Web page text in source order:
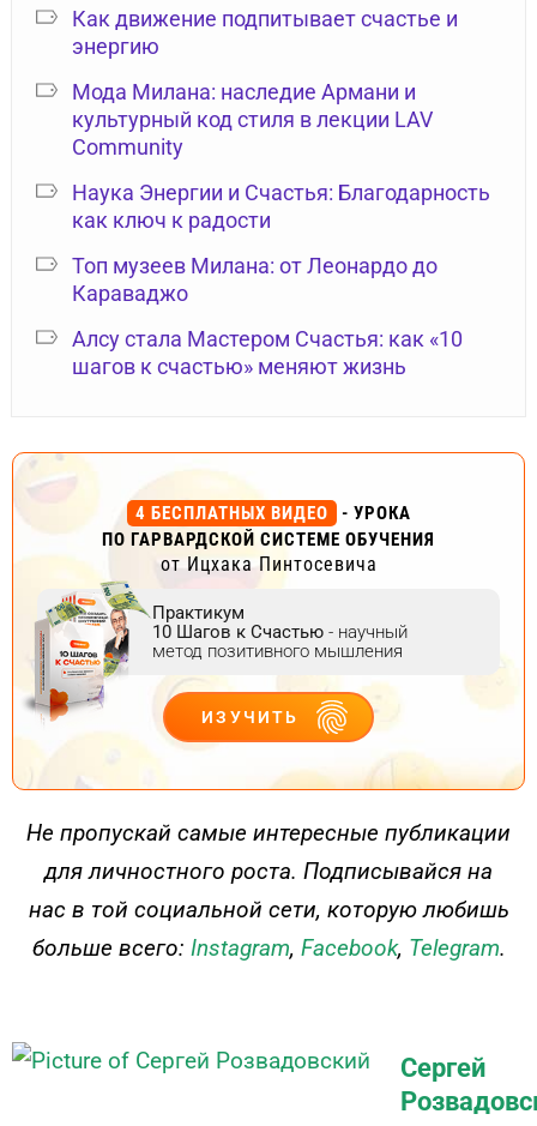
Как движение подпитывает счастье и
энергию
Мода Милана: наследие Армани и
культурный код стиля в лекции LAV
Community
Наука Энергии и Счастья: Благодарность
как ключ к радости
Топ музеев Милана: от Леонардо до
Караваджо
Алсу стала Мастером Счастья: как «10
шагов к счастью» меняют жизнь
4 БЕСПЛАТНЫХ ВИДЕО
- УРОКА
ПО ГАРВАРДСКОЙ СИСТЕМЕ ОБУЧЕНИЯ
от Ицхака Пинтосевича
Практикум
10 Шагов к Счастью - научный
метод позитивного мышления
ИЗУЧИТЬ
ДЕЙСТВУЙ
Не пропускай самые интересные публикации
для личностного роста. Подписывайся на
нас в той социальной сети, которую любишь
больше всего: Instagram, Facebook, Telegram.
Сергей